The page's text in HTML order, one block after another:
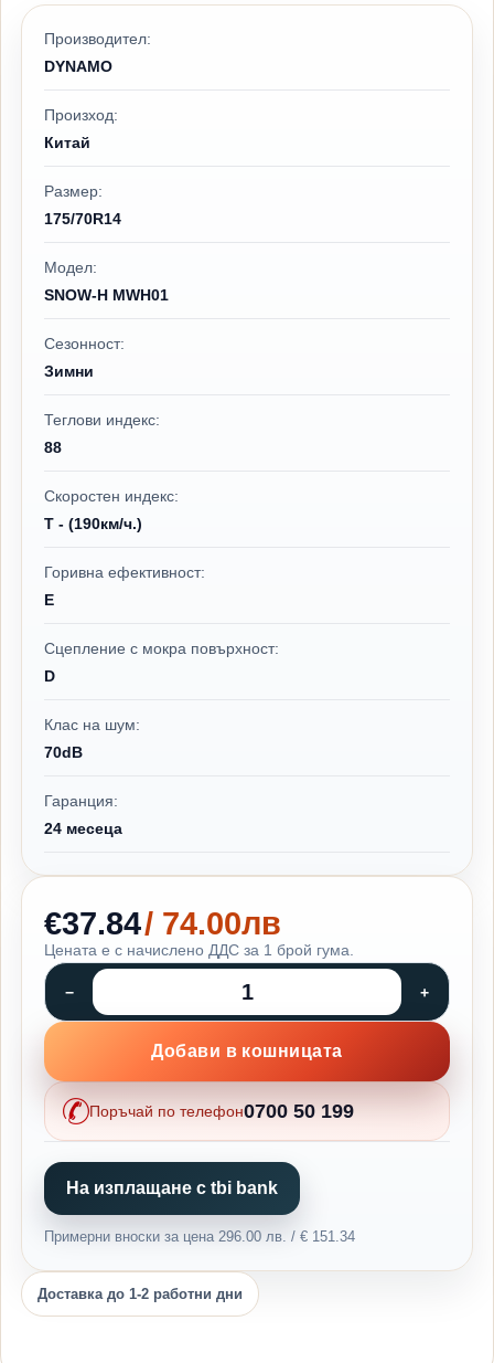
Производител:
DYNAMO
Произход:
Китай
Размер:
175/70R14
Модел:
SNOW-H MWH01
Сезонност:
Зимни
Теглови индекс:
88
Скоростен индекс:
T - (190км/ч.)
Горивна ефективност:
E
Сцепление с мокра повърхност:
D
Клас на шум:
70dB
Гаранция:
24 месеца
€37.84/ 74.00лв
Цената е с начислено ДДС за 1 брой гума.
Добави в кошницата
Поръчай по телефон0700 50 199
На изплащане с tbi bank
Примерни вноски за цена 296.00 лв. / € 151.34
Доставка до 1-2 работни дни